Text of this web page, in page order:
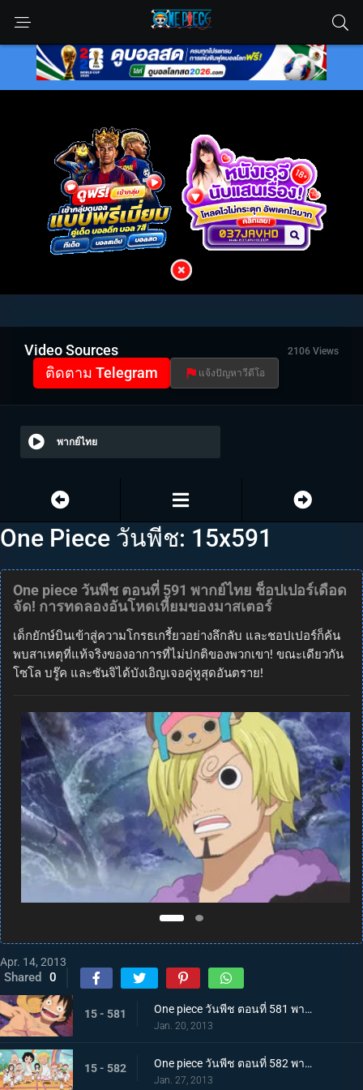
Video Sources 2106 Views
ติดตาม Telegram แจ้งปัญหาวีดีโอ
พากย์ไทย
One Piece วันพีช: 15x591
One piece วันพีช ตอนที่ 591 พากย์ไทย ช็อปเปอร์เดือด
จัด! การทดลองอันโหดเหี้ยมของมาสเตอร์
เด็กยักษ์บินเข้าสู่ความโกรธเกรี้ยวอย่างลึกลับ และชอปเปอร์ก็ค้น
พบสาเหตุที่แท้จริงของอาการที่ไม่ปกติของพวกเขา! ขณะเดียวกัน
โซโล บรู๊ค และซันจิได้บังเอิญเจอคู่หูสุดอันตราย!
Apr. 14, 2013
Shared 0
15 - 581 One piece วันพีช ตอนที่ 581 พากย์ไทย กลุ่มหมวกฟางโกลาหล! ซามูไรมีแต่หัวปรากฏตัว!
Jan. 20, 2013
15 - 582 One piece วันพีช ตอนที่ 582 พากย์ไทย ตะลึง! ความลับของเกาะที่กระจ่างชัดในที่สุด
Jan. 27, 2013